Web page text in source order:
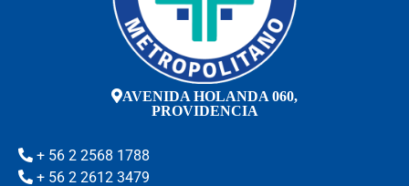
AVENIDA HOLANDA 060,
PROVIDENCIA
+ 56 2 2568 1788
+ 56 2 2612 3479